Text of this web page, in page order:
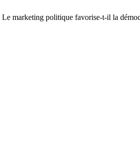
marketing politique favorise-t-il la